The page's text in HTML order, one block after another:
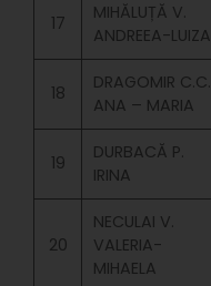
17
MIHĂLUȚĂ V.
ANDREEA-LUIZA
18
DRAGOMIR C.C.
ANA – MARIA
19
DURBACĂ P.
IRINA
20
NECULAI V.
VALERIA-
MIHAELA